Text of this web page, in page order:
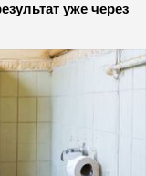
уже через